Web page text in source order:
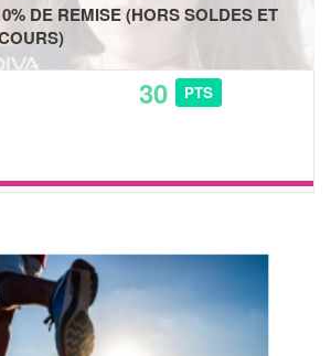
DE REMISE (HORS SOLDES ET
30 PTS